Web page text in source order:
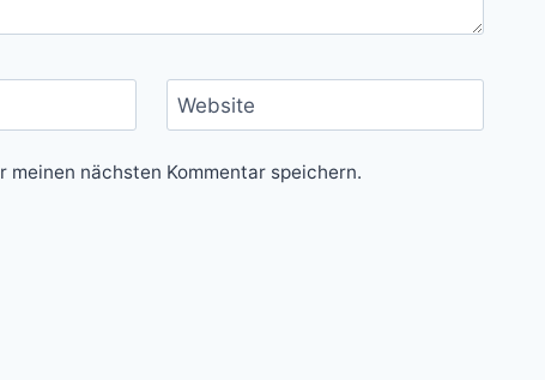
Website
nächsten Kommentar speichern.